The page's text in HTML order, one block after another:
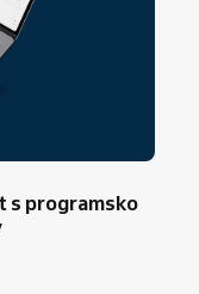
s programsko